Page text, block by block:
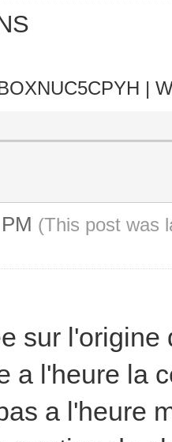
|
(This post was
sur l'origine
a l'heure la
a l'heure